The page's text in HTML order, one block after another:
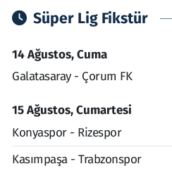
Süper Lig Fikstür
14 Ağustos, Cuma
Galatasaray - Çorum FK
15 Ağustos, Cumartesi
Konyaspor - Rizespor
Kasımpaşa - Trabzonspor